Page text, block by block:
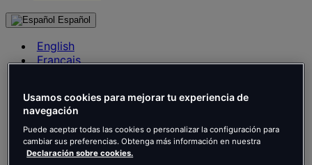
Español
English
Français
Español
Italiano
Português
Português
Polski
Usamos cookies para mejorar tu experiencia de
navegación
Puede aceptar todas las cookies o personalizar la configuración para
cambiar sus preferencias. Obtenga más información en nuestra
Declaración sobre cookies.